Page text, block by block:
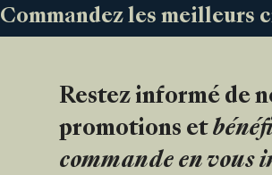
Commandez les meilleurs
Restez informé de
promotions et
commande en vous